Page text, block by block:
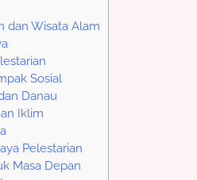
dan Wisata Alam
Sosial
Danau
Iklim
Pelestarian
Masa Depan